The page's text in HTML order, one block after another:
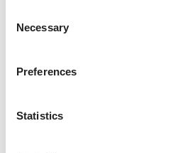
Selection
Necessary
Preferences
Statistics
fosfor 0,4%
Toevoegingsmiddelen/kg
kaliumsorbaat 0,2%